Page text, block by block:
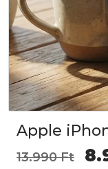
Apple
13.990Ft
Original
Current